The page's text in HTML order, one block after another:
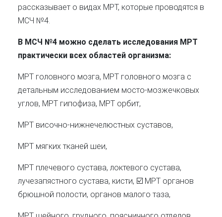
рассказывает о видах МРТ, которые проводятся в
МСЧ №4.
В МСЧ №4 можно сделать исследования МРТ
практически всех областей организма:
МРТ головного мозга, МРТ головного мозга с
детальным исследованием мосто-мозжечковых
углов, МРТ гипофиза, МРТ орбит,
МРТ височно-нижнечелюстных суставов,
МРТ мягких тканей шеи,
МРТ плечевого сустава, локтевого сустава,
лучезапястного сустава, кисти, ☑️ МРТ органов
брюшной полости, органов малого таза,